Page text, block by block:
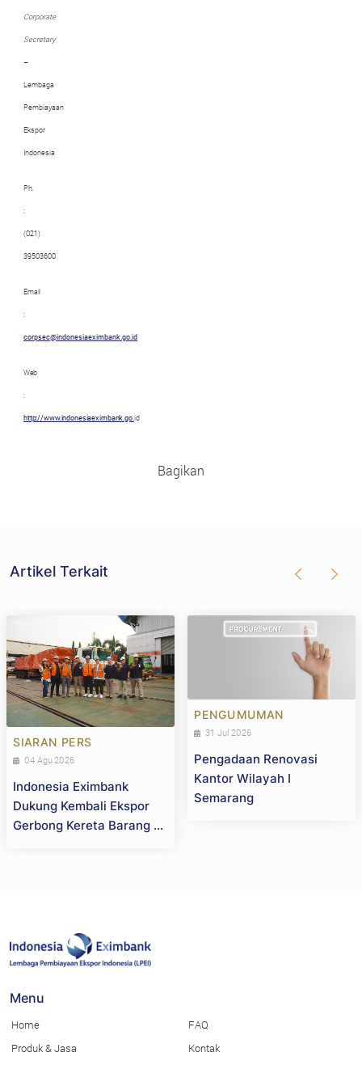
Bagikan
Corporate
Secretary
–
Lembaga
Pembiayaan
Ekspor
Indonesia
Ph.
:
(021)
39503600
Email
:
corpsec@indonesiaeximbank.go.id
Web
:
http://www.indonesiaeximbank.go.id
Artikel Terkait
SIARAN PERS
04 Agu 2026
Indonesia Eximbank
Dukung Kembali Ekspor
Gerbong Kereta Barang ke
PENGUMUMAN
31 Jul 2026
Pengadaan Renovasi
Kantor Wilayah I
Semarang
Menu
Home
Produk & Jasa
FAQ
Kontak